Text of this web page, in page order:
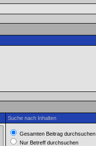
Suche nach Inhalten
Gesamten Beitrag durchsuchen
Nur Betreff durchsuchen